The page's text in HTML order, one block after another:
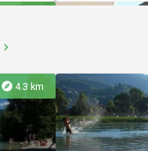
Bobby bar
chevron_right
explore 4.3 km